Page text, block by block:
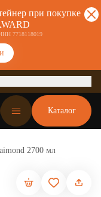
при покупке
7718118019
Каталог
2700 мл